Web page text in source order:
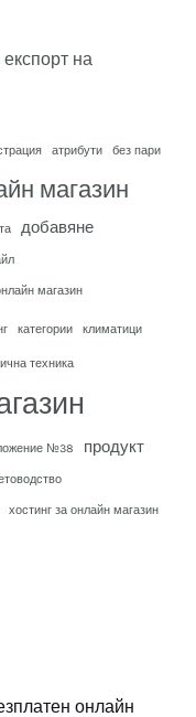
на
атрибути без пари
магазин
добавяне
магазин
категории климатици
техника
№38 продукт
хостинг за онлайн магазин
онлайн